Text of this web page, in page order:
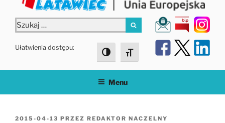
Szukaj:
Szukaj
Ułatwienia dostępu:
Toggle High Contrast
Toggle Font size
Menu
OPUBLIKOWANE
2015-04-13 PRZEZ REDAKTOR NACZELNY